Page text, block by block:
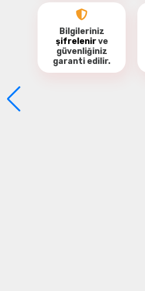
Yorum Yaz
Bilgileriniz
şifrelenirve
güvenliğiniz
garanti edilir.